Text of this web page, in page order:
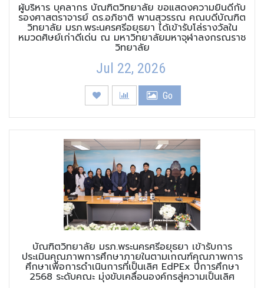
ผู้บริหาร บุคลากร บัณฑิตวิทยาลัย ขอแสดงความยินดีกับ
รองศาสตราจารย์ ดร.อภิชาติ พานสุวรรณ คณบดีบัณฑิต
วิทยาลัย มรภ.พระนครศรีอยุธยา ได้เข้ารับโล่รางวัลใน
หมวดศิษย์เก่าดีเด่น ณ มหาวิทยาลัยมหาจุฬาลงกรณราช
วิทยาลัย
Jul 22, 2026
Go
บัณฑิตวิทยาลัย มรภ.พระนครศรีอยุธยา เข้ารับการ
ประเมินคุณภาพการศึกษาภายในตามเกณฑ์คุณภาพการ
ศึกษาเพื่อการดำเนินการที่เป็นเลิศ EdPEx ปีการศึกษา
2568 ระดับคณะ มุ่งขับเคลื่อนองค์กรสู่ความเป็นเลิศ